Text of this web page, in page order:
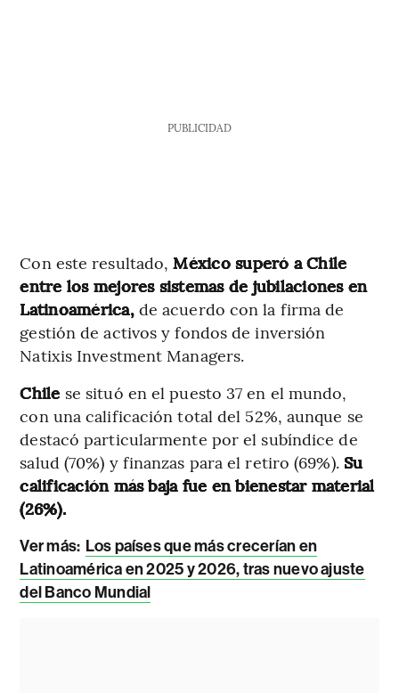
PUBLICIDAD
Con este resultado,México superó a Chile
entre los mejores sistemas de jubilaciones en
Latinoamérica,de acuerdo con la firma de
gestión de activos y fondos de inversión
Natixis Investment Managers.
Chile se situó en el puesto 37 en el mundo,
con una calificación total del 52%, aunque se
destacó particularmente por el subíndice de
salud (70%) y finanzas para el retiro (69%). Su
calificación más baja fue en bienestar material
(26%).
Ver más: Los países que más crecerían en
Latinoamérica en 2025 y 2026, tras nuevo ajuste
del Banco Mundial